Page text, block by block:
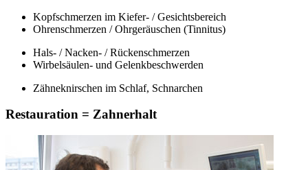
Kopfschmerzen im Kiefer- / Gesichtsbereich
Ohrenschmerzen / Ohrgeräuschen (Tinnitus)
Hals- / Nacken- / Rückenschmerzen
Wirbelsäulen- und Gelenkbeschwerden
Zähneknirschen im Schlaf, Schnarchen
Restauration = Zahnerhalt